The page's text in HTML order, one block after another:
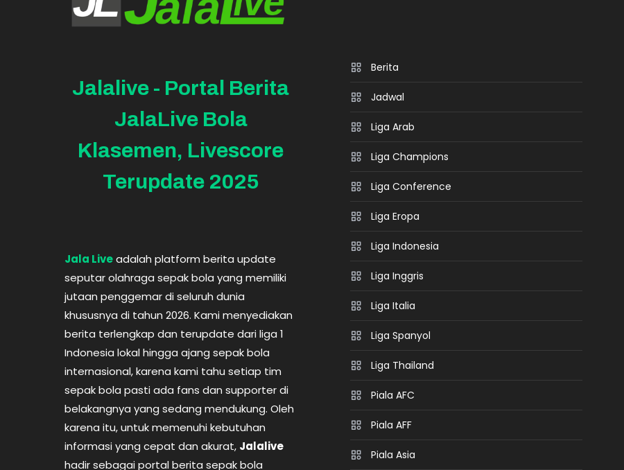
Jalalive - Portal Berita
JalaLive Bola
Klasemen, Livescore
Terupdate 2025
Jala Liveadalah platform berita update
seputar olahraga sepak bola yang memiliki
jutaan penggemar di seluruh dunia
khususnya di tahun 2026. Kami menyediakan
berita terlengkap dan terupdate dari liga 1
Indonesia lokal hingga ajang sepak bola
internasional, karena kami tahu setiap tim
sepak bola pasti ada fans dan supporter di
belakangnya yang sedang mendukung. Oleh
karena itu, untuk memenuhi kebutuhan
informasi yang cepat dan akurat, Jalalive
hadir sebagai portal berita sepak bola
Berita
Jadwal
Liga Arab
Liga Champions
Liga Conference
Liga Eropa
Liga Indonesia
Liga Inggris
Liga Italia
Liga Spanyol
Liga Thailand
Piala AFC
Piala AFF
Piala Asia